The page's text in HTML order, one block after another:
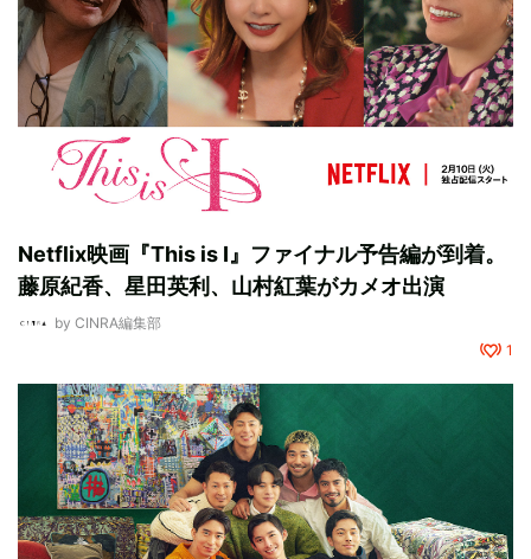
Netflix映画『This is I』ファイナル予告編が到着。
藤原紀香、星田英利、山村紅葉がカメオ出演
by CINRA編集部
1